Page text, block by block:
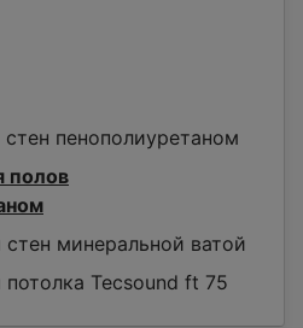
пенополиуретаном
полов
стен минеральной ватой
потолка Tecsound ft 75